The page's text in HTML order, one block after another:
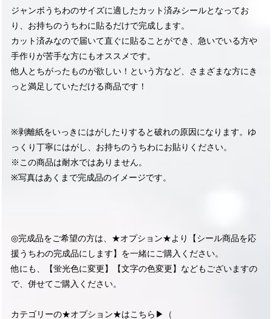
ジャンボうちわのサイズに適したカット済みシールとなってお
り、お持ちのうちわに貼るだけで完成します。
カット済みなので届いて直ぐに貼ることができ、急いでいる方や
手作りが苦手な方にもオススメです。
他人とちがったものが欲しい！という方など、さまざまな方にき
っと満足していただける商品です！
※剥離紙をいっきにはがしたりすると破れの原因になります。ゆ
っくり丁寧にはがし、お持ちのうちわにお貼りください。
※この商品は耐水ではありません。
※写真はあくまで完成品のイメージです。
◎完成品をご希望の方は、★オプション★より【シール商品を応
援うちわの完成品にします】を一緒にご購入ください。
他にも、【蛍光色に変更】【文字の色変更】などもございますの
で、併せてご購入ください。
カテゴリーの★オプション★はこちら▶︎（